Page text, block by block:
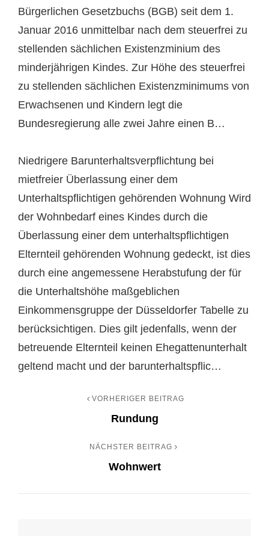
Bürgerlichen Gesetzbuchs (BGB) seit dem 1.
Januar 2016 unmittelbar nach dem steuerfrei zu
stellenden sächlichen Existenzminium des
minderjährigen Kindes. Zur Höhe des steuerfrei
zu stellenden sächlichen Existenzminimums von
Erwachsenen und Kindern legt die
Bundesregierung alle zwei Jahre einen B…
Niedrigere Barunterhaltsverpflichtung bei
mietfreier Überlassung einer dem
Unterhaltspflichtigen gehörenden Wohnung Wird
der Wohnbedarf eines Kindes durch die
Überlassung einer dem unterhaltspflichtigen
Elternteil gehörenden Wohnung gedeckt, ist dies
durch eine angemessene Herabstufung der für
die Unterhaltshöhe maßgeblichen
Einkommensgruppe der Düsseldorfer Tabelle zu
berücksichtigen. Dies gilt jedenfalls, wenn der
betreuende Elternteil keinen Ehegattenunterhalt
geltend macht und der barunterhaltspflic…
Beitrags- VORHERIGER BEITRAG
Rundung
NÄCHSTER BEITRAG
Wohnwert